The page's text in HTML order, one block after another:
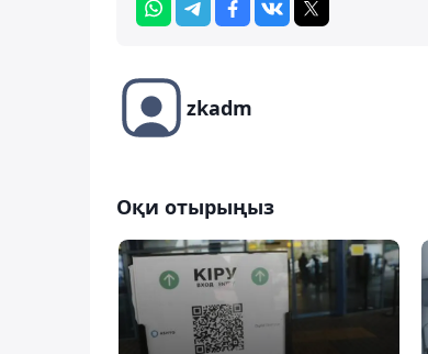
zkadm
Оқи отырыңыз